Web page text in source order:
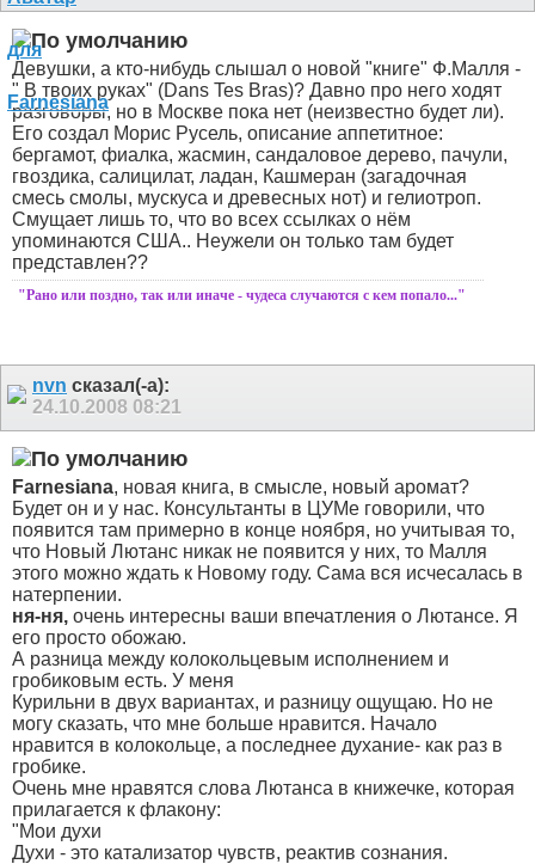
Девушки, а кто-нибудь слышал о новой "книге" Ф.Малля -
" В твоих руках" (Dans Tes Bras)? Давно про него ходят
разговоры, но в Москве пока нет (неизвестно будет ли).
Его создал Морис Русель, описание аппетитное:
бергамот, фиалка, жасмин, сандаловое дерево, пачули,
гвоздика, салицилат, ладан, Кашмеран (загадочная
смесь смолы, мускуса и древесных нот) и гелиотроп.
Смущает лишь то, что во всех ссылках о нём
упоминаются США.. Неужели он только там будет
представлен??
"Рано или поздно, так или иначе - чудеса случаются с кем попало..."
nvn сказал(-а):
24.10.2008 08:21
Farnesiana, новая книга, в смысле, новый аромат?
Будет он и у нас. Консультанты в ЦУМе говорили, что
появится там примерно в конце ноября, но учитывая то,
что Новый Лютанс никак не появится у них, то Малля
этого можно ждать к Новому году. Сама вся исчесалась в
натерпении.
ня-ня, очень интересны ваши впечатления о Лютансе. Я
его просто обожаю.
А разница между колокольцевым исполнением и
гробиковым есть. У меня
Курильни в двух вариантах, и разницу ощущаю. Но не
могу сказать, что мне больше нравится. Начало
нравится в колокольце, а последнее духание- как раз в
гробике.
Очень мне нравятся слова Лютанса в книжечке, которая
прилагается к флакону:
"Мои духи
Духи - это катализатор чувств, реактив сознания.